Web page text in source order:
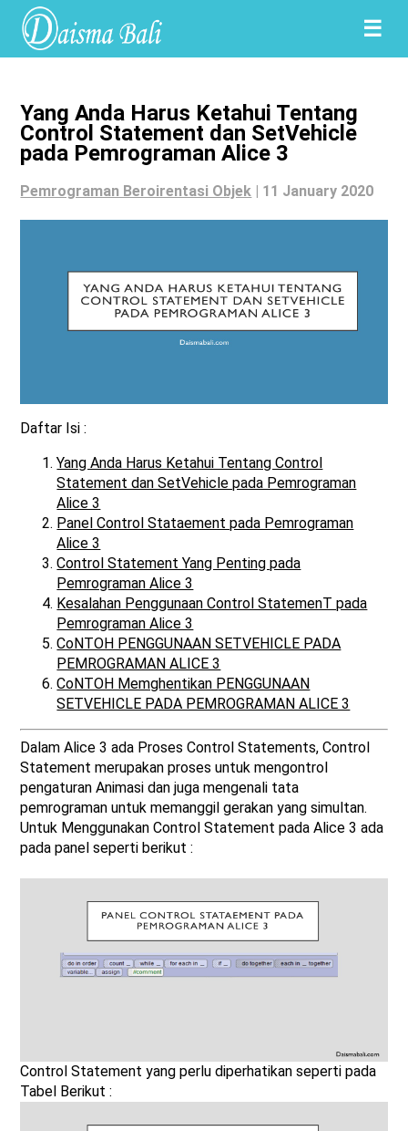
☰
Yang Anda Harus Ketahui Tentang
Control Statement dan SetVehicle
pada Pemrograman Alice 3
Pemrograman Beroirentasi Objek 11 January 2020
Daftar Isi :
Yang Anda Harus Ketahui Tentang Control
Statement dan SetVehicle pada Pemrograman
Alice 3
Panel Control Stataement pada Pemrograman
Alice 3
Control Statement Yang Penting pada
Pemrograman Alice 3
Kesalahan Penggunaan Control StatemenT pada
Pemrograman Alice 3
CoNTOH PENGGUNAAN SETVEHICLE PADA
PEMROGRAMAN ALICE 3
CoNTOH Memghentikan PENGGUNAAN
SETVEHICLE PADA PEMROGRAMAN ALICE 3
Dalam Alice 3 ada Proses Control Statements, Control
Statement merupakan proses untuk mengontrol
pengaturan Animasi dan juga mengenali tata
pemrograman untuk memanggil gerakan yang simultan.
Untuk Menggunakan Control Statement pada Alice 3 ada
pada panel seperti berikut :
Control Statement yang perlu diperhatikan seperti pada
Tabel Berikut :